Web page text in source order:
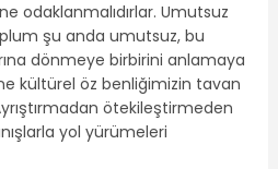
odaklanmalıdırlar. Umutsuz
şu anda umutsuz, bu
dönmeye birbirini anlamaya
kültürel öz benliğimizin tavan
ötekileştirmeden
yol yürümeleri